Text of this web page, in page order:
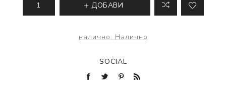
ДОБАВИ
налично: Налично
SOCIAL